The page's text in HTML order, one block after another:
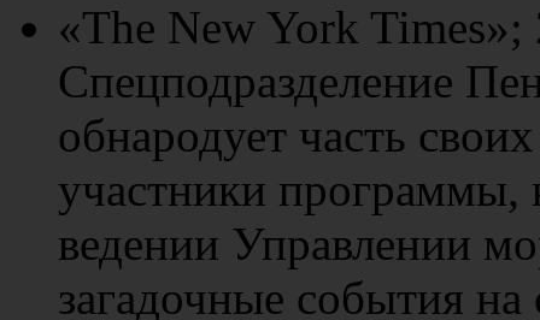
«The New York
Спецподразделение
обнародует часть
участники программы,
ведении Управлении
загадочные события